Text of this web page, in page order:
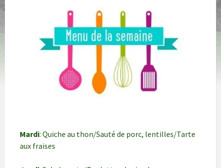
Mardi: Quiche au thon/Sauté de porc, lentilles/Tarte
aux fraises